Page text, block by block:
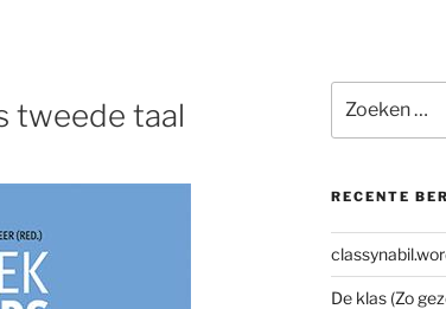
tweede taal
naar:
RECENTE
De klas (Zo